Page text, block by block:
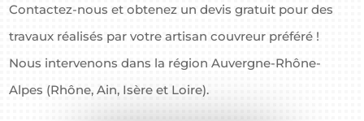
Contactez-nous et obtenez un devis gratuit pour des
travaux réalisés par votre artisan couvreur préféré !
Nous intervenons dans la région Auvergne-Rhône-
Alpes (Rhône, Ain, Isère et Loire).